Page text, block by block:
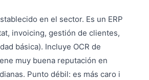
en el sector. Es un ERP
invoicing, gestión de clientes,
básica). Incluye OCR de
muy buena reputación en
Punto débil: es más caro i